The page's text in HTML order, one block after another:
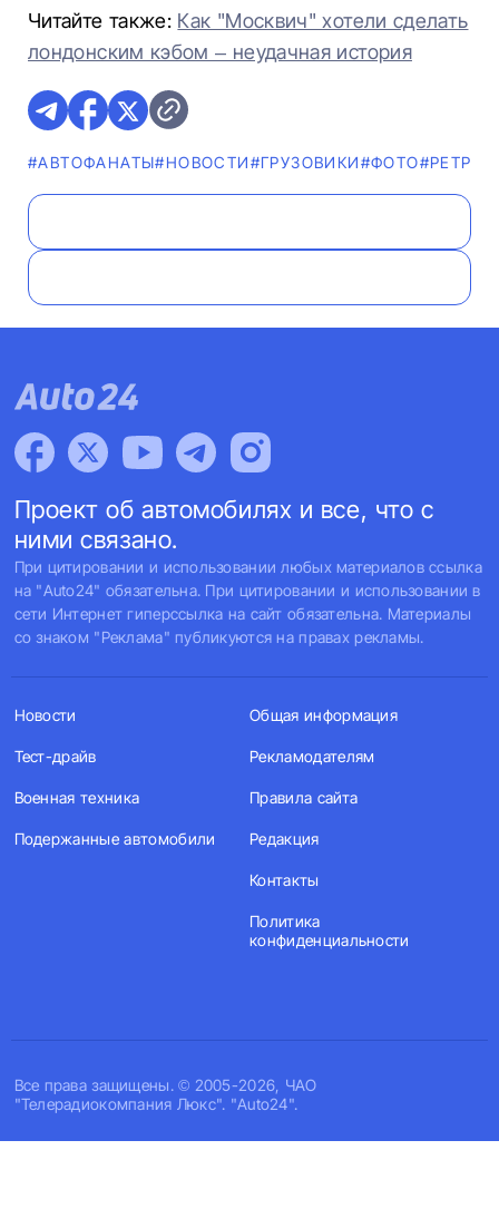
Читайте также: Как "Москвич" хотели сделать
лондонским кэбом – неудачная история
#AВТОФАНАТЫ#НОВОСТИ#ГРУЗОВИКИ#ФОТО#РЕТРО
Проект об автомобилях и все, что с
ними связано.
При цитировании и использовании любых материалов ссылка
на "Auto24" обязательна. При цитировании и использовании в
сети Интернет гиперссылка на сайт обязательна. Материалы
со знаком "Реклама" публикуются на правах рекламы.
Все права защищены. © 2005-2026, ЧАО
"Телерадиокомпания Люкс". "Auto24".
Новости
Тест-драйв
Военная техника
Подержанные автомобили
Общая информация
Рекламодателям
Правила сайта
Редакция
Контакты
Политика
конфиденциальности